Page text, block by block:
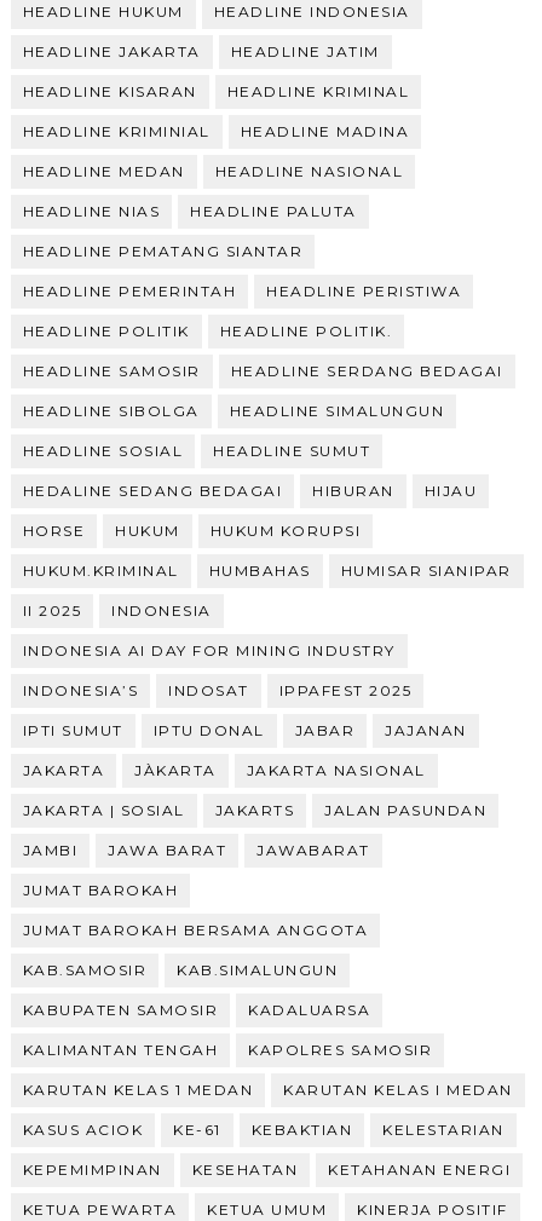
HEADLINE HUKUM HEADLINE INDONESIA
HEADLINE JAKARTA HEADLINE JATIM
HEADLINE KISARAN HEADLINE KRIMINAL
HEADLINE KRIMINIAL HEADLINE MADINA
HEADLINE MEDAN HEADLINE NASIONAL
HEADLINE NIAS HEADLINE PALUTA
HEADLINE PEMATANG SIANTAR
HEADLINE PEMERINTAH HEADLINE PERISTIWA
HEADLINE POLITIK HEADLINE POLITIK.
HEADLINE SAMOSIR HEADLINE SERDANG BEDAGAI
HEADLINE SIBOLGA HEADLINE SIMALUNGUN
HEADLINE SOSIAL HEADLINE SUMUT
HEDALINE SEDANG BEDAGAI HIBURAN HIJAU
HORSE HUKUM HUKUM KORUPSI
HUKUM.KRIMINAL HUMBAHAS HUMISAR SIANIPAR
II 2025 INDONESIA
INDONESIA AI DAY FOR MINING INDUSTRY
INDONESIA’S INDOSAT IPPAFEST 2025
IPTI SUMUT IPTU DONAL JABAR JAJANAN
JAKARTA JÀKARTA JAKARTA NASIONAL
JAKARTA | SOSIAL JAKARTS JALAN PASUNDAN
JAMBI JAWA BARAT JAWABARAT
JUMAT BAROKAH
JUMAT BAROKAH BERSAMA ANGGOTA
KAB.SAMOSIR KAB.SIMALUNGUN
KABUPATEN SAMOSIR KADALUARSA
KALIMANTAN TENGAH KAPOLRES SAMOSIR
KARUTAN KELAS 1 MEDAN KARUTAN KELAS I MEDAN
KASUS ACIOK KE-61 KEBAKTIAN KELESTARIAN
KEPEMIMPINAN KESEHATAN KETAHANAN ENERGI
KETUA PEWARTA KETUA UMUM KINERJA POSITIF